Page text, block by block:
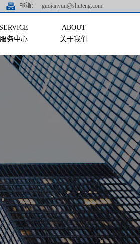
邮箱： guqianyun@shuteng.com
服务中心 关于我们